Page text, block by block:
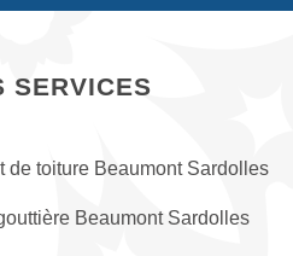
SERVICES
de toiture Beaumont Sardolles
Beaumont Sardolles